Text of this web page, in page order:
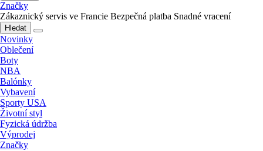
Značky
Zákaznický servis ve Francie Bezpečná platba Snadné vracení
Hledat
Novinky
Oblečení
Boty
NBA
Balónky
Vybavení
Sporty USA
Životní styl
Fyzická údržba
Výprodej
Značky